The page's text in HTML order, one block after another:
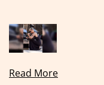
Read More